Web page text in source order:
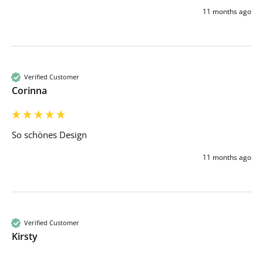
11 months ago
Verified Customer
Corinna
So schönes Design
11 months ago
Verified Customer
Kirsty